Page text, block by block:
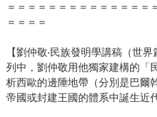
＝＝＝＝＝＝＝＝＝＝＝＝＝＝
＝＝＝＝
【劉仲敬‧民族發明學講稿（世
列中，劉仲敬用他獨家建構的「
析西歐的邊陲地帶（分別是巴爾
帝國或封建王國的體系中誕生近